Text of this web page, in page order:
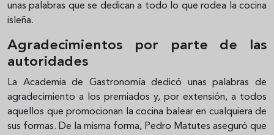
unas palabras que se dedican a todo lo que rodea la cocina
isleña.
Agradecimientos por parte de las
autoridades
La Academia de Gastronomía dedicó unas palabras de
agradecimiento a los premiados y, por extensión, a todos
aquellos que promocionan la cocina balear en cualquiera de
sus formas. De la misma forma, Pedro Matutes aseguró que